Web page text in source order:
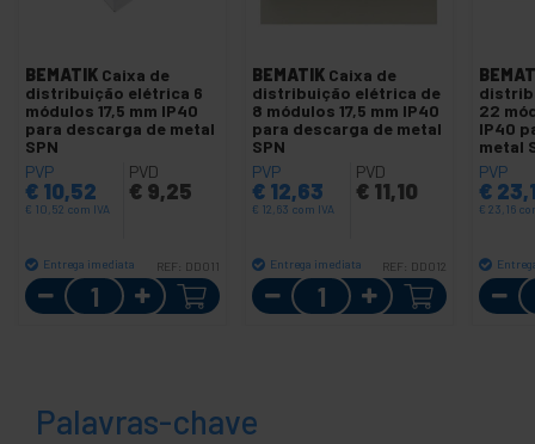
BEMATIK Caixa de
distribuição elétrica 6
módulos 17,5 mm IP40
para descarga de metal
SPN
PVP
€ 10,52
€ 10,52 com IVA
PVD
€9,25
Entrega imediata REF: DD011
Quantidade
BEMATIK Caixa de
distribuição elétrica de
8 módulos 17,5 mm IP40
para descarga de metal
SPN
PVP
€ 12,63
€ 12,63 com IVA
PVD
€11,10
Entrega imediata REF: DD012
Quantidade
22
IP40
metal
PVP
€
€ 23,16
Palavras-chave